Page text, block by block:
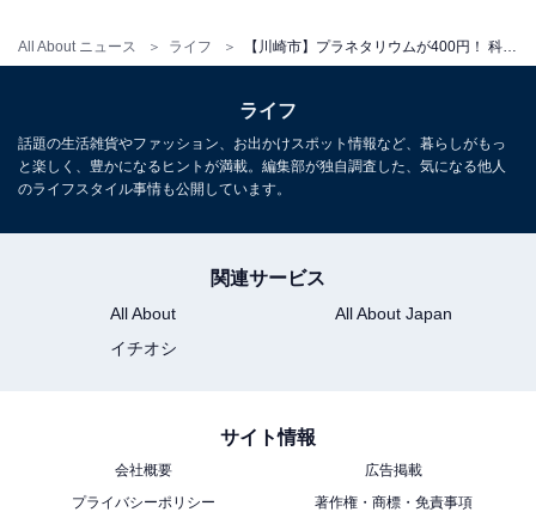
All About ニュース ライフ
生以下無料）
※支払いは現金・キャッシュレス可（奥門・西門は現金
のみ）
「暖かな春風を感じながら」春に行きた
い“神奈川県の公園”ランキング！ 2位「山下
ライフ
話題の生活雑貨やファッション、お出かけスポット情報など、暮らしがもっ
と楽しく、豊かになるヒントが満載。編集部が独自調査した、気になる他人
のライフスタイル事情も公開しています。
関連サービス
All About
All About Japan
イチオシ
サイト情報
会社概要
広告掲載
プライバシーポリシー
著作権・商標・免責事項